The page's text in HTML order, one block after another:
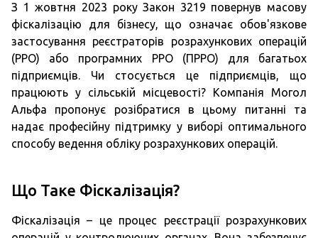
З 1 жовтня 2023 року Закон 3219 повернув масову
фіскалізацію для бізнесу, що означає обов'язкове
застосування реєстраторів розрахункових операцій
(РРО) або програмних РРО (ПРРО) для багатьох
підприємців. Чи стосується це підприємців, що
працюють у сільській місцевості? Компанія Могол
Альфа пропонує розібратися в цьому питанні та
надає професійну підтримку у виборі оптимального
способу ведення обліку розрахункових операцій.
Що Таке Фіскалізація?
Фіскалізація – це процес реєстрації розрахункових